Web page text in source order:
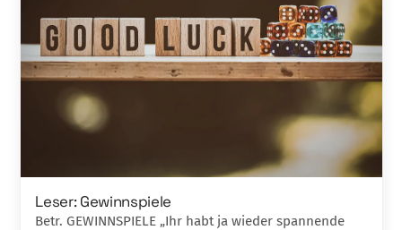
Leser: Gewinnspiele
Betr. GEWINNSPIELE „Ihr habt ja wieder spannende